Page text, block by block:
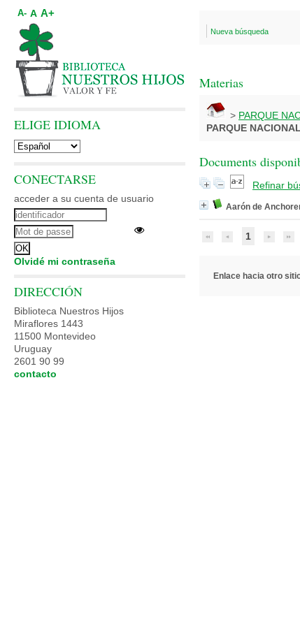
Nueva búsqueda
Materias
> PARQUE
PARQUE NACIONAL
Documents
Refinar
Aarón de
1
Enlace hacia otro
A- A A+
ELIGE IDIOMA
CONECTARSE
acceder a su cuenta de usuario
Olvidé mi contraseña
DIRECCIÓN
Biblioteca Nuestros Hijos
Miraflores 1443
11500 Montevideo
Uruguay
2601 90 99
contacto